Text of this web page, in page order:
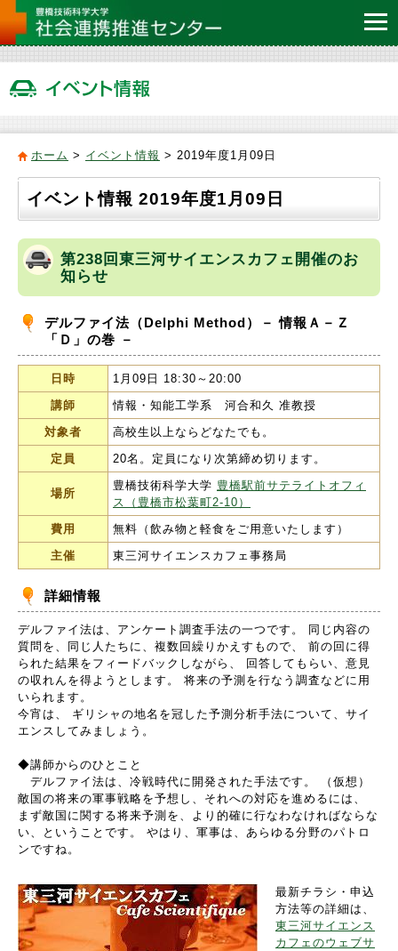
ホーム > イベント情報 > 2019年度1月09日
イベント情報 2019年度1月09日
第238回東三河サイエンスカフェ開催のお
知らせ
デルファイ法（Delphi Method）－ 情報Ａ－Ｚ
「Ｄ」の巻 －
日時
1月09日 18:30～20:00
講師
情報・知能工学系 河合和久 准教授
対象者
高校生以上ならどなたでも。
定員
20名。定員になり次第締め切ります。
場所
豊橋技術科学大学 豊橋駅前サテライトオフィ
ス（豊橋市松葉町2-10）
費用
無料（飲み物と軽食をご用意いたします）
主催
東三河サイエンスカフェ事務局
詳細情報
デルファイ法は、アンケート調査手法の一つです。 同じ内容の
質問を、同じ人たちに、複数回繰りかえすもので、 前の回に得
られた結果をフィードバックしながら、 回答してもらい、意見
の収れんを得ようとします。 将来の予測を行なう調査などに用
いられます。
今宵は、 ギリシャの地名を冠した予測分析手法について、サイ
エンスしてみましょう。
◆講師からのひとこと
デルファイ法は、冷戦時代に開発された手法です。 （仮想）
敵国の将来の軍事戦略を予想し、それへの対応を進めるには、
まず敵国に関する将来予測を、より的確に行なわなければならな
い、ということです。 やはり、軍事は、あらゆる分野のパトロ
ンですね。
最新チラシ・申込
方法等の詳細は、
東三河サイエンス
カフェのウェブサ